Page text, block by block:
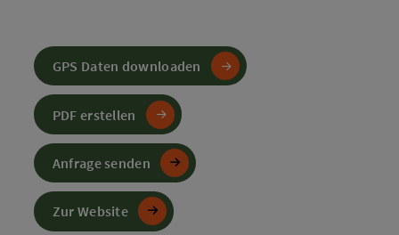
GPS Daten downloaden
PDF erstellen
Anfrage senden
Zur Website